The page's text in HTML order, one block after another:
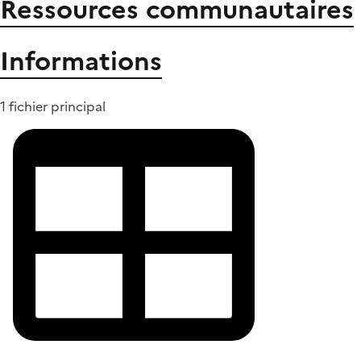
Ressources communautaires
Informations
1 fichier principal